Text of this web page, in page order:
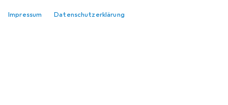
Impressum Datenschutzerklärung